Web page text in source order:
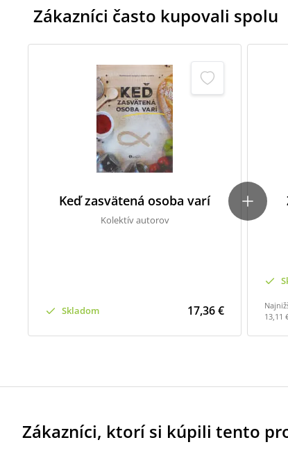
Zákazníci často kupovali spolu
Keď zasvätená osoba varí
Kolektív autorov
Skladom 17,36 €
13,11
Zákazníci, ktorí si kúpili tento